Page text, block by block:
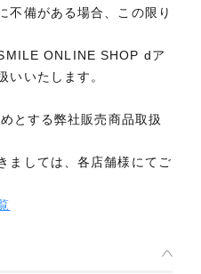
不備がある場合、この限り
ONLINE SHOP dア
いいたします。
とする弊社販売商品取扱
ましては、各店舗様にてご